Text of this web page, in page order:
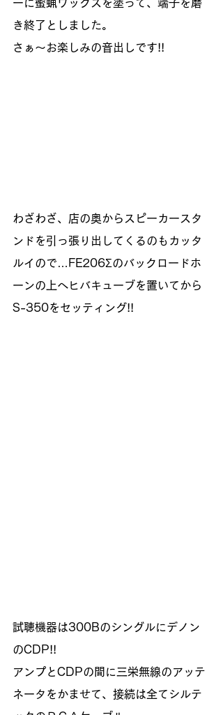
ーに蜜蝋ワックスを塗って、端子を磨
き終了としました。
さぁ～お楽しみの音出しです!!
わざわざ、店の奥からスピーカースタ
ンドを引っ張り出してくるのもカッタ
ルイので…FE206Σのバックロードホ
ーンの上へヒバキューブを置いてから
S-350をセッティング!!
試聴機器は300Bのシングルにデノン
のCDP!!
アンプとCDPの間に三栄無線のアッテ
ネータをかませて、接続は全てシルテ